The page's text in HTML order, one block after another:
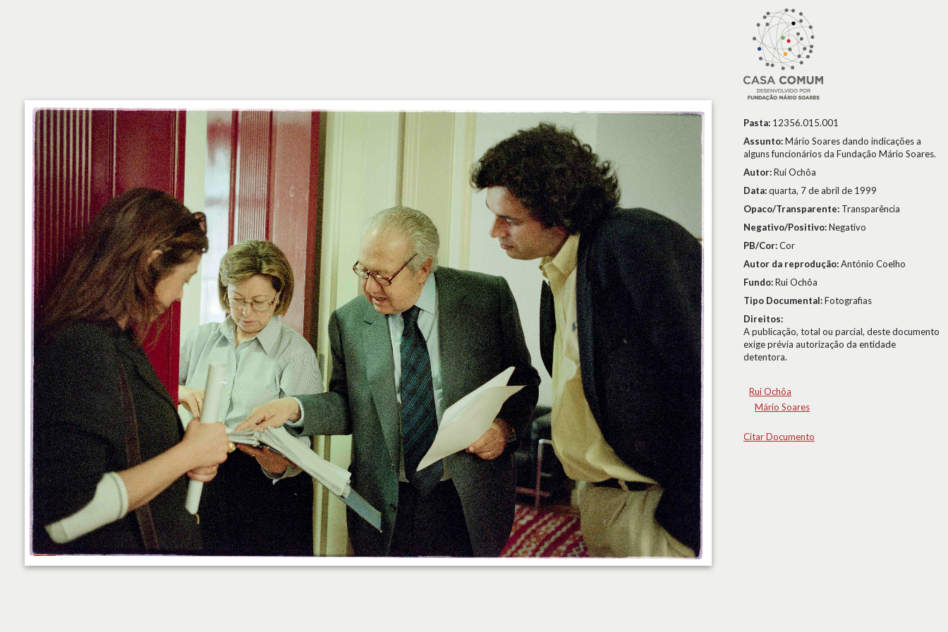
Pasta: 12356.015.001
Assunto:Mário Soares dando indicações a
alguns funcionários da Fundação Mário Soares.
Autor:Rui Ochôa
Data:quarta, 7 de abril de 1999
Opaco/Transparente: Transparência
Negativo/Positivo:Negativo
PB/Cor:Cor
Autor da reprodução:António Coelho
Fundo:Rui Ochôa
Tipo Documental:Fotografias
Direitos:
A publicação, total ou parcial, deste documento
exige prévia autorização da entidade
detentora.
Rui Ochôa
Mário Soares
Citar Documento